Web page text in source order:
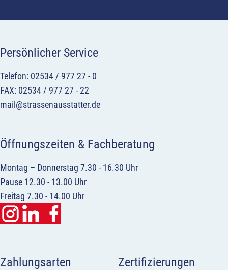
Persönlicher Service
Telefon: 02534 / 977 27 - 0
FAX: 02534 / 977 27 - 22
mail@strassenausstatter.de
Öffnungszeiten & Fachberatung
Montag – Donnerstag 7.30 - 16.30 Uhr
Pause 12.30 - 13.00 Uhr
Freitag 7.30 - 14.00 Uhr
Zahlungsarten Zertifizierungen